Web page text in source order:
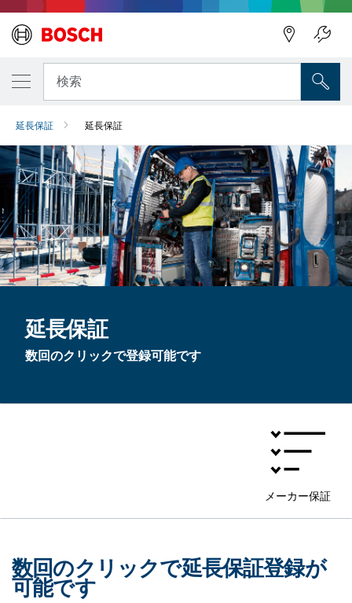
検索
延長保証 延長保証
延長保証
数回のクリックで登録可能です
メーカー保証
数回のクリックで延長保証登録が
可能です